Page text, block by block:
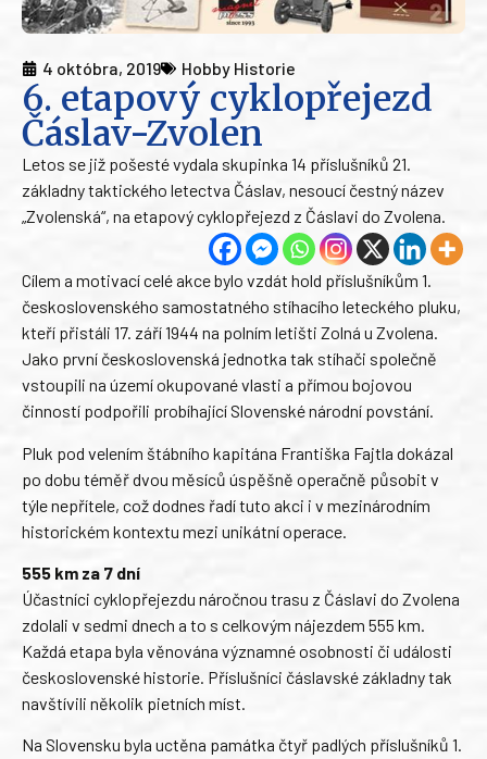
4 októbra, 2019 Hobby Historie
6. etapový cyklopřejezd
Čáslav-Zvolen
Letos se již pošesté vydala skupinka 14 příslušníků 21.
základny taktického letectva Čáslav, nesoucí čestný název
„Zvolenská“, na etapový cyklopřejezd z Čáslavi do Zvolena.
Cílem a motivací celé akce bylo vzdát hold příslušníkům 1.
československého samostatného stíhacího leteckého pluku,
kteří přistáli 17. září 1944 na polním letišti Zolná u Zvolena.
Jako první československá jednotka tak stíhači společně
vstoupili na území okupované vlasti a přímou bojovou
činností podpořili probíhající Slovenské národní povstání.
Pluk pod velením štábního kapitána Františka Fajtla dokázal
po dobu téměř dvou měsíců úspěšně operačně působit v
týle nepřítele, což dodnes řadí tuto akci i v mezinárodním
historickém kontextu mezi unikátní operace.
555 km za 7 dní
Účastníci cyklopřejezdu náročnou trasu z Čáslavi do Zvolena
zdolali v sedmi dnech a to s celkovým nájezdem 555 km.
Každá etapa byla věnována významné osobnosti či události
československé historie. Příslušníci čáslavské základny tak
navštívili několik pietních míst.
Na Slovensku byla uctěna památka čtyř padlých příslušníků 1.